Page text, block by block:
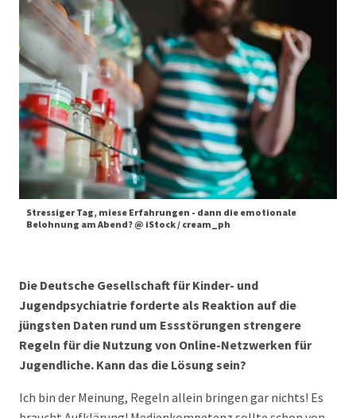
Stressiger Tag, miese Erfahrungen - dann die emotionale
Belohnung am Abend? @ iStock / cream_ph
Die Deutsche Gesellschaft für Kinder- und
Jugendpsychiatrie forderte als Reaktion auf die
jüngsten Daten rund um Essstörungen strengere
Regeln für die Nutzung von Online-Netzwerken für
Jugendliche. Kann das die Lösung sein?
Ich bin der Meinung, Regeln allein bringen gar nichts! Es